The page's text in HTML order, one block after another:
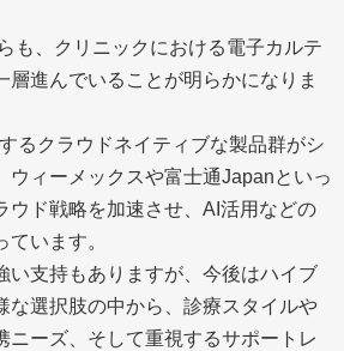
も、クリニックにおける電子カルテ
層進んでいることが明らかになりま
るクラウドネイティブな製品群がシ
ウィーメックスや富士通Japanといっ
ウド戦略を加速させ、AI活用などの
います。
い支持もありますが、今後はハイブ
な選択肢の中から、診療スタイルや
ニーズ、そして重視するサポートレ